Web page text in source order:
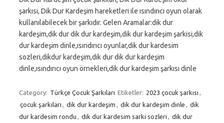
şarkısı, Dik Dur Kardeşim hareketleri ile ısındırıcı oyun olarak
kullanılabilecek bir şarkıdır. Gelen Aramalar:dik dur
kardeşim,dik dur dik dur kardeşim,dik dur kardeşim şarkisi,dik
dur kardeşim dinle,ısındırıcı oyunlar,dik dur kardesim
sozleri,dikdur kardeşim,dik dur dik dur kardeşim
dinle,ısındırıcı oyun örnekleri,dik dur kardeşim şarkısı dinle
Category: Türkçe Çocuk Şarkıları Etiketler: 2023 çocuk şarkısı
çocuk şarkıları
dik dur kardeşim dik dur kardeşim dinle
dik
dur kardesim rondu
dik dur kardesim sarki sozleri
dik dur